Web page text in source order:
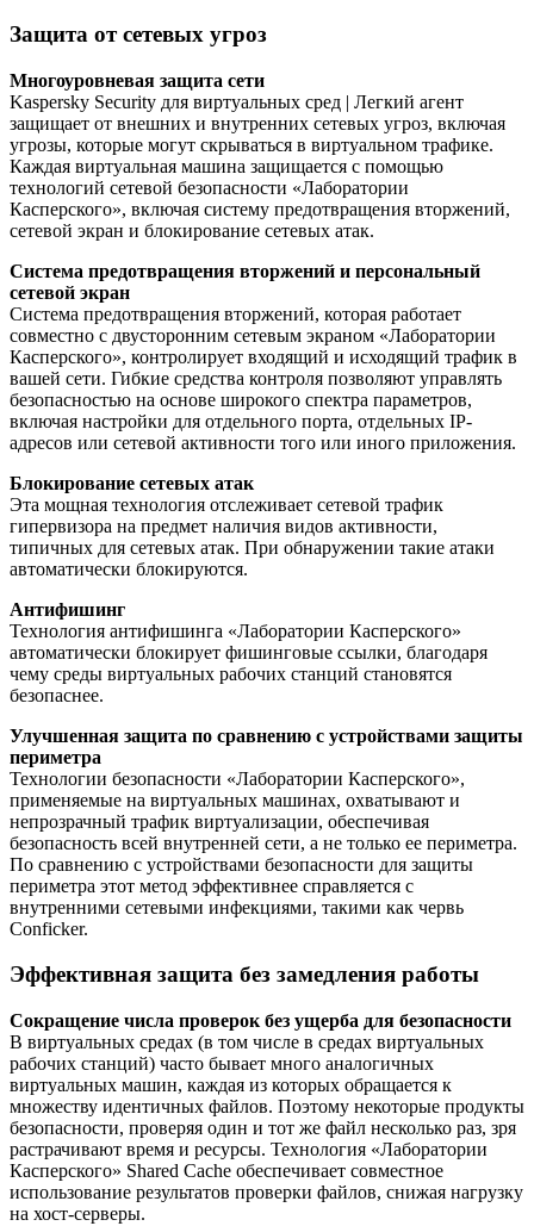
Защита от сетевых угроз
Многоуровневая защита сети
Kaspersky Security для виртуальных сред | Легкий агент
защищает от внешних и внутренних сетевых угроз, включая
угрозы, которые могут скрываться в виртуальном трафике.
Каждая виртуальная машина защищается с помощью
технологий сетевой безопасности «Лаборатории
Касперского», включая систему предотвращения вторжений,
сетевой экран и блокирование сетевых атак.
Система предотвращения вторжений и персональный
сетевой экран
Система предотвращения вторжений, которая работает
совместно с двусторонним сетевым экраном «Лаборатории
Касперского», контролирует входящий и исходящий трафик в
вашей сети. Гибкие средства контроля позволяют управлять
безопасностью на основе широкого спектра параметров,
включая настройки для отдельного порта, отдельных IP-
адресов или сетевой активности того или иного приложения.
Блокирование сетевых атак
Эта мощная технология отслеживает сетевой трафик
гипервизора на предмет наличия видов активности,
типичных для сетевых атак. При обнаружении такие атаки
автоматически блокируются.
Антифишинг
Технология антифишинга «Лаборатории Касперского»
автоматически блокирует фишинговые ссылки, благодаря
чему среды виртуальных рабочих станций становятся
безопаснее.
Улучшенная защита по сравнению с устройствами защиты
периметра
Технологии безопасности «Лаборатории Касперского»,
применяемые на виртуальных машинах, охватывают и
непрозрачный трафик виртуализации, обеспечивая
безопасность всей внутренней сети, а не только ее периметра.
По сравнению с устройствами безопасности для защиты
периметра этот метод эффективнее справляется с
внутренними сетевыми инфекциями, такими как червь
Conficker.
Эффективная защита без замедления работы
Сокращение числа проверок без ущерба для безопасности
В виртуальных средах (в том числе в средах виртуальных
рабочих станций) часто бывает много аналогичных
виртуальных машин, каждая из которых обращается к
множеству идентичных файлов. Поэтому некоторые продукты
безопасности, проверяя один и тот же файл несколько раз, зря
растрачивают время и ресурсы. Технология «Лаборатории
Касперского» Shared Cache обеспечивает совместное
использование результатов проверки файлов, снижая нагрузку
на хост-серверы.